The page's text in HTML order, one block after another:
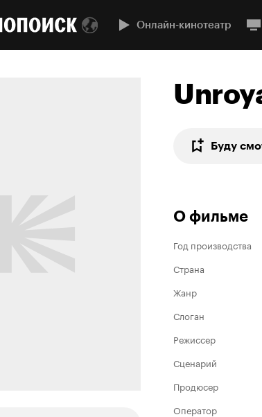
Онлайн-кинотеатр
Буду
О фильме
Год производства
Страна
Жанр
Слоган
Режиссер
Сценарий
Продюсер
Оператор